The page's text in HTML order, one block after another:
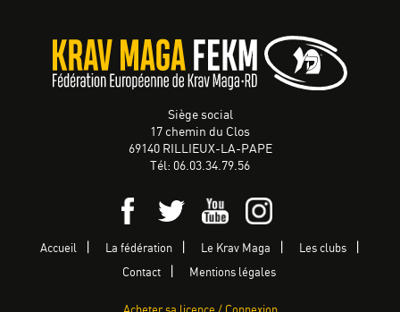
Siège social
17 chemin du Clos
69140 RILLIEUX-LA-PAPE
Tél: 06.03.34.79.56
Accueil La fédération Le Krav Maga Les clubs
Contact Mentions légales